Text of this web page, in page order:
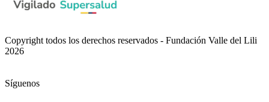
Copyright todos los derechos reservados - Fundación Valle del Lili
2026
Síguenos